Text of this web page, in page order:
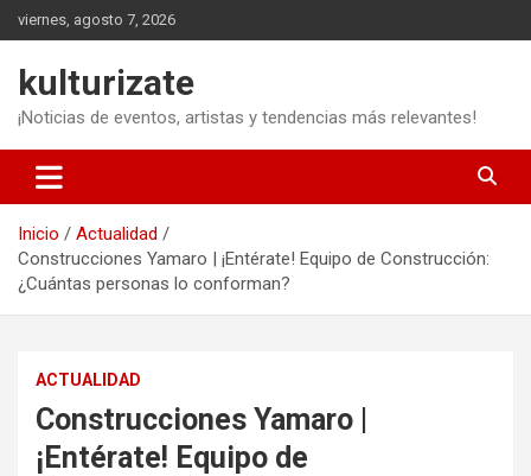
Saltar
al
viernes, agosto 7, 2026
kulturizate
¡Noticias de eventos, artistas y tendencias más relevantes!
Inicio
Actualidad
Construcciones Yamaro | ¡Entérate! Equipo de Construcción:
¿Cuántas personas lo conforman?
ACTUALIDAD
Construcciones Yamaro |
¡Entérate! Equipo de